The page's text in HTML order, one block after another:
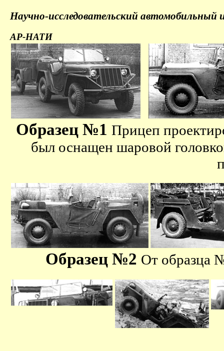
Научно-исследовательский
АР-НАТИ
Образец №1 Прицеп
был оснащен шаровой
Образец №2 От образца